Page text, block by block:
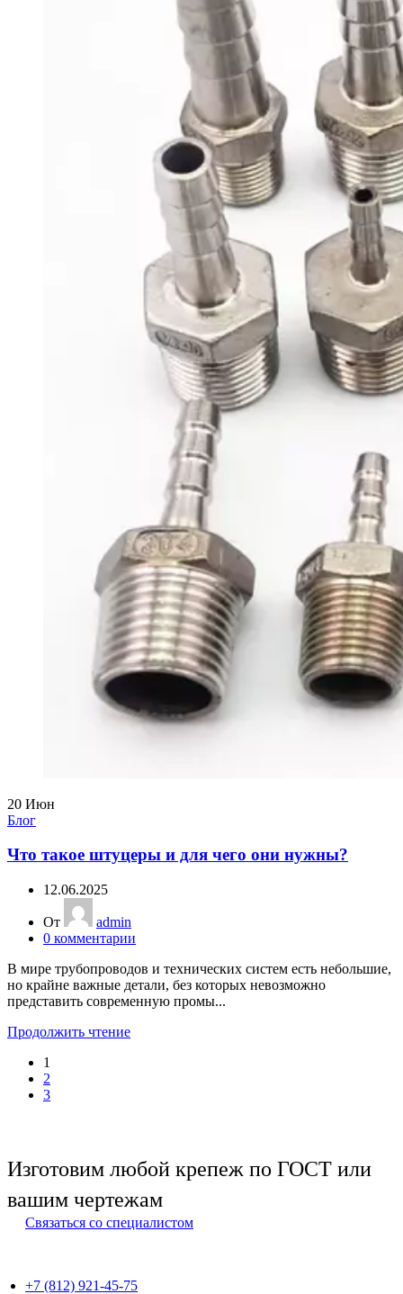
20 Июн
Блог
Что такое штуцеры и для чего они нужны?
12.06.2025
От
admin
0 комментарии
В мире трубопроводов и технических систем есть небольшие,
но крайне важные детали, без которых невозможно
представить современную промы...
Продолжить чтение
1
2
3
Изготовим любой крепеж по ГОСТ или
вашим чертежам
Связаться со специалистом
+7 (812) 921-45-75